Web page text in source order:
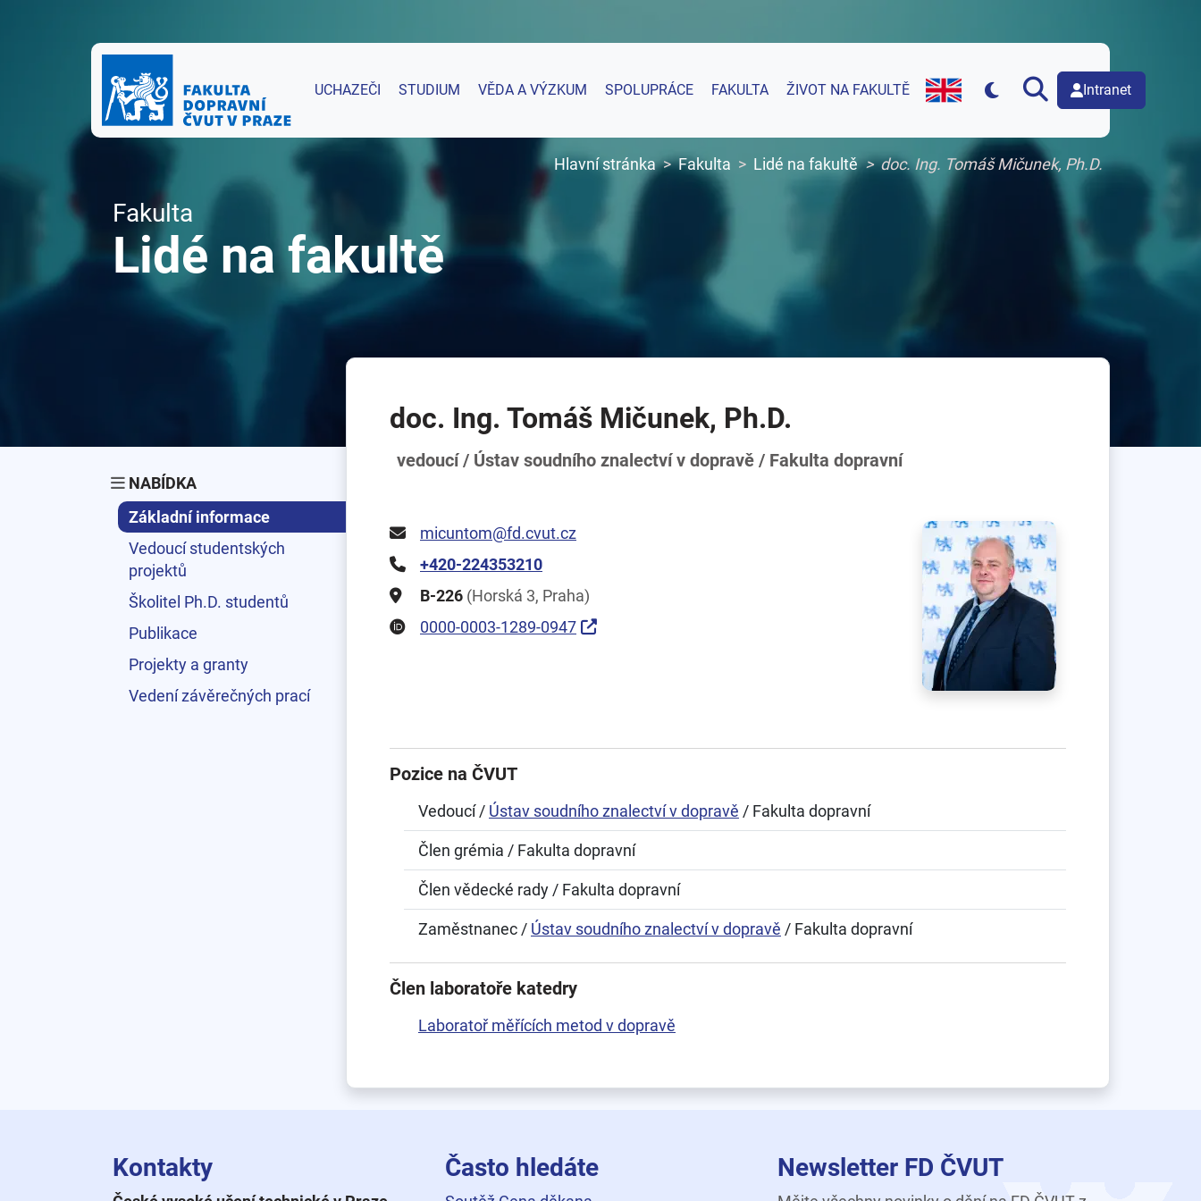
UCHAZEČI STUDIUM VĚDA A VÝZKUM SPOLUPRÁCE FAKULTA ŽIVOT NA FAKULTĚ
English version of web page
Intranet
Hlavní stránka Fakulta Lidé na fakultě doc. Ing. Tomáš Mičunek, Ph.D.
Fakulta
Lidé na fakultě
NABÍDKA
Základní informace
Vedoucí studentských
projektů
Školitel Ph.D. studentů
Publikace
Projekty a granty
Vedení závěrečných prací
doc. Ing. Tomáš Mičunek, Ph.D.
vedoucí / Ústav soudního znalectví v dopravě / Fakulta dopravní
micuntom@fd.cvut.cz
+420-224353210
B-226 (Horská 3, Praha)
0000-0003-1289-0947
Pozice na ČVUT
Vedoucí / Ústav soudního znalectví v dopravě / Fakulta dopravní
Člen grémia / Fakulta dopravní
Člen vědecké rady / Fakulta dopravní
Zaměstnanec / Ústav soudního znalectví v dopravě / Fakulta dopravní
Člen laboratoře katedry
Laboratoř měřících metod v dopravě
Kontakty Často hledáte Newsletter FD ČVUT